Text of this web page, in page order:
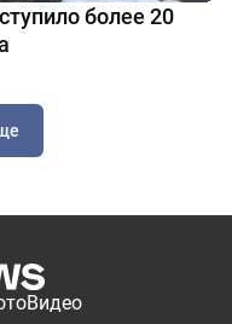
более 20
Видео